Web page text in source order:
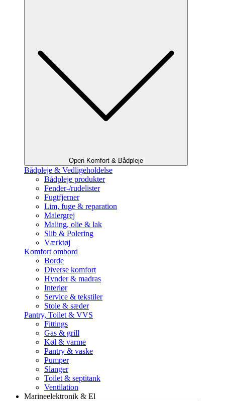
Open Komfort & Bådpleje
Bådpleje & Vedligeholdelse
Bådpleje produkter
Fender-/rudelister
Fugtfjerner
Lim, fuge & reparation
Malergrej
Maling, olie & lak
Slib & Polering
Værktøj
Komfort ombord
Borde
Diverse komfort
Hynder & madras
Interiør
Service & tekstiler
Stole & sæder
Pantry, Toilet & VVS
Fittings
Gas & grill
Køl & varme
Pantry & vaske
Pumper
Slanger
Toilet & septitank
Ventilation
Marineelektronik & El